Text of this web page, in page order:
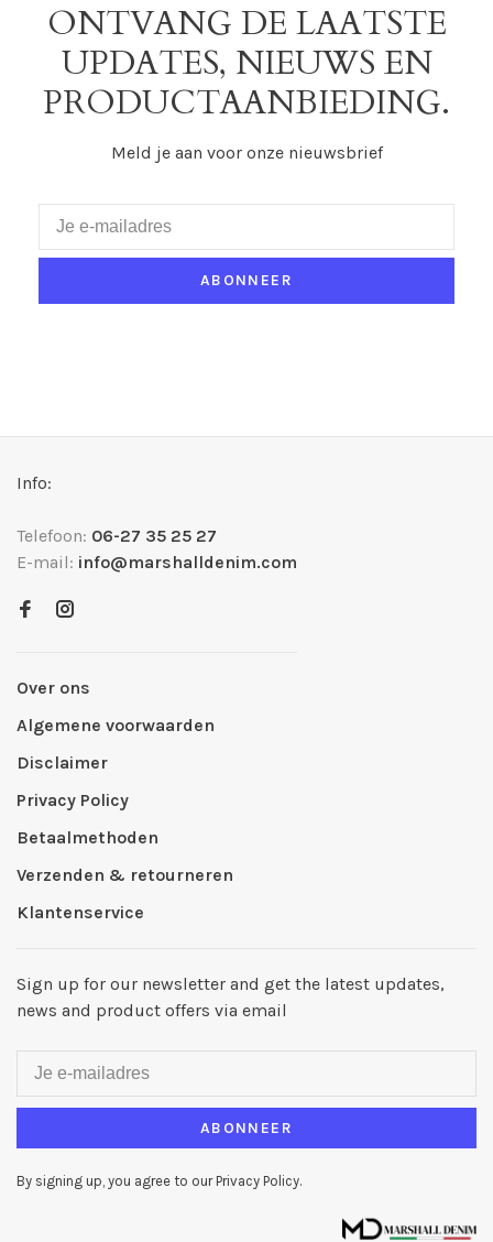
ONTVANG DE LAATSTE
UPDATES, NIEUWS EN
PRODUCTAANBIEDING.
Meld je aan voor onze nieuwsbrief
ABONNEER
Info:
Telefoon: 06-27 35 25 27
E-mail: info@marshalldenim.com
Over ons
Algemene voorwaarden
Disclaimer
Privacy Policy
Betaalmethoden
Verzenden & retourneren
Klantenservice
Sign up for our newsletter and get the latest updates,
news and product offers via email
ABONNEER
By signing up, you agree to our Privacy Policy.